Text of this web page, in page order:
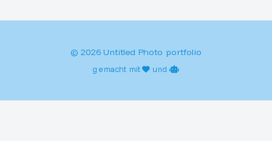
© 2026 Untitled Photo portfolio
gemacht mit und